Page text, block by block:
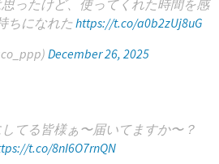
ったけど、使ってくれた時間を感
ちになれたhttps://t.co/a0b2zUj8uG
December 26, 2025
てる皆様ぁ〜届いてますか〜？
t.co/8nI6O7rnQN